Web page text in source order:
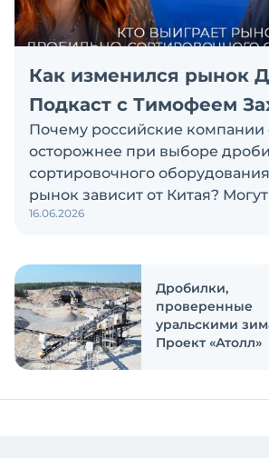
Как изменился рынок
Подкаст с Тимофеем
Почему российские компании
осторожнее при выборе
сортировочного
рынок зависит от Китая?
российские и китайские
обсуждаем в новом выпуске
«Честно и открыто с Экскаватор
16.06.2026
Дробилки,
проверенные
уральскими
Проект «Атолл»